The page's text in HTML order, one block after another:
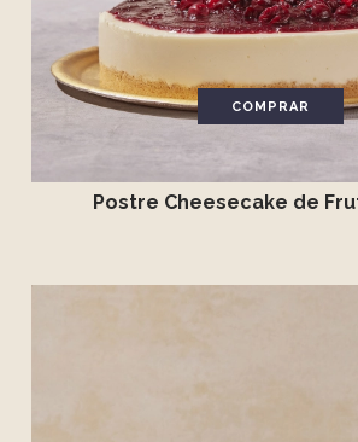
COMPRAR
Postre Cheesecake de